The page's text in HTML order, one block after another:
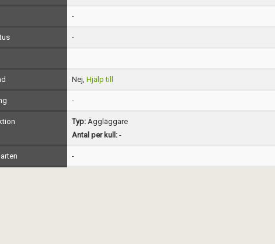
-
-
Nej, Hjälp till
-
Typ:Äggläggare
Antal per kull:-
-